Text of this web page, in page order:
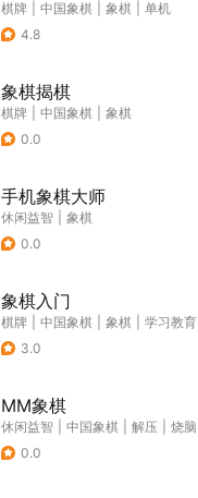
棋牌 中国象棋 象棋
单机
4.8
象棋揭棋
棋牌 中国象棋
象棋
0.0
手机象棋大师
休闲益智
象棋
0.0
象棋入门
棋牌 中国象棋 象棋
学习教育
3.0
MM象棋
休闲益智 中国象棋 解压
烧脑
0.0